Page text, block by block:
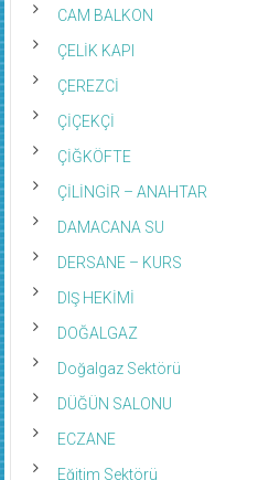
CAM BALKON
ÇELİK KAPI
ÇEREZCİ
ÇİÇEKÇİ
ÇİĞKÖFTE
ÇİLİNGİR – ANAHTAR
DAMACANA SU
DERSANE – KURS
DIŞ HEKİMİ
DOĞALGAZ
Doğalgaz Sektörü
DÜĞÜN SALONU
ECZANE
Eğitim Sektörü